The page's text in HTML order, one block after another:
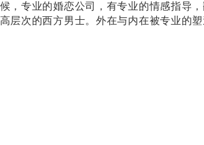
，专业的婚恋公司，有专业的情感指导
层次的西方男士。 外在与内在被专业的